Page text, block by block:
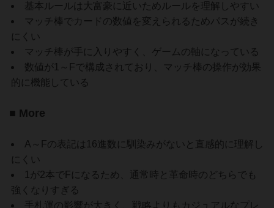
基本ルールは大富豪に近いためルールを理解しやすい
マッチ棒でカードの数値を変えられるためパスが続き
にくい
マッチ棒が手に入りやすく、ゲームの軸になっている
数値が1～Fで構成されており、マッチ棒の操作が効果
的に機能している
■ More
A～Fの表記は16進数に馴染みがないと直感的に理解し
にくい
1が2本でFになるため、通常時と革命時のどちらでも
強くなりすぎる
手札運の影響が大きく、戦略よりもカジュアルなプレ